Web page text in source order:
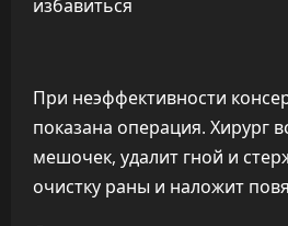
При неэффективности
показана операция. Хирург
мешочек, удалит гной и
очистку раны и наложит